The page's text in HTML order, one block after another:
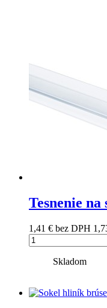
Tesnenie na
1,41 € bez DPH
Skladom